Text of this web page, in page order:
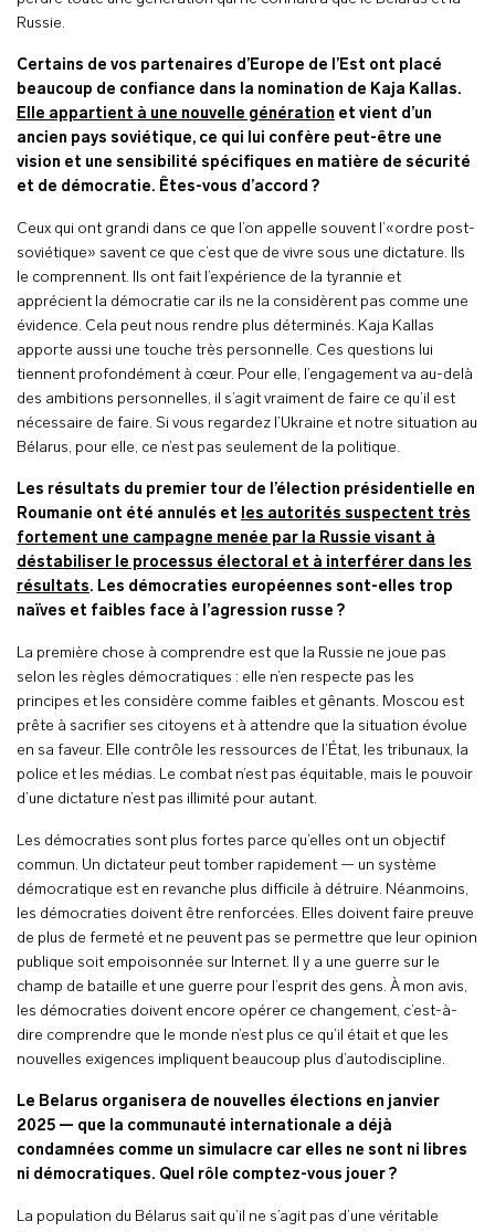
Russie.
Certains de vos partenaires d’Europe de l’Est ont placé
beaucoup de confiance dans la nomination de Kaja Kallas.
Elle appartient à une nouvelle génération et vient d’un
ancien pays soviétique, ce qui lui confère peut-être une
vision et une sensibilité spécifiques en matière de sécurité
et de démocratie. Êtes-vous d’accord ?
Ceux qui ont grandi dans ce que l’on appelle souvent l’«ordre post-
soviétique» savent ce que c’est que de vivre sous une dictature. Ils
le comprennent. Ils ont fait l’expérience de la tyrannie et
apprécient la démocratie car ils ne la considèrent pas comme une
évidence. Cela peut nous rendre plus déterminés. Kaja Kallas
apporte aussi une touche très personnelle. Ces questions lui
tiennent profondément à cœur. Pour elle, l’engagement va au-delà
des ambitions personnelles, il s’agit vraiment de faire ce qu’il est
nécessaire de faire. Si vous regardez l’Ukraine et notre situation au
Bélarus, pour elle, ce n’est pas seulement de la politique.
Les résultats du premier tour de l’élection présidentielle en
Roumanie ont été annulés et les autorités suspectent très
fortement une campagne menée par la Russie visant à
déstabiliser le processus électoral et à interférer dans les
résultats. Les démocraties européennes sont-elles trop
naïves et faibles face à l’agression russe ?
La première chose à comprendre est que la Russie ne joue pas
selon les règles démocratiques : elle n’en respecte pas les
principes et les considère comme faibles et gênants. Moscou est
prête à sacrifier ses citoyens et à attendre que la situation évolue
en sa faveur. Elle contrôle les ressources de l’État, les tribunaux, la
police et les médias. Le combat n’est pas équitable, mais le pouvoir
d’une dictature n’est pas illimité pour autant.
Les démocraties sont plus fortes parce qu’elles ont un objectif
commun. Un dictateur peut tomber rapidement — un système
démocratique est en revanche plus difficile à détruire. Néanmoins,
les démocraties doivent être renforcées. Elles doivent faire preuve
de plus de fermeté et ne peuvent pas se permettre que leur opinion
publique soit empoisonnée sur Internet. Il y a une guerre sur le
champ de bataille et une guerre pour l’esprit des gens. À mon avis,
les démocraties doivent encore opérer ce changement, c’est-à-
dire comprendre que le monde n’est plus ce qu’il était et que les
nouvelles exigences impliquent beaucoup plus d’autodiscipline.
Le Belarus organisera de nouvelles élections en janvier
2025 — que la communauté internationale a déjà
condamnées comme un simulacre car elles ne sont ni libres
ni démocratiques. Quel rôle comptez-vous jouer ?
La population du Bélarus sait qu’il ne s’agit pas d’une véritable